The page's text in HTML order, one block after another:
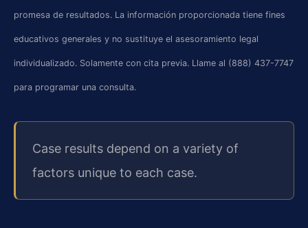
promesa de resultados. La información proporcionada tiene fines
educativos generales y no sustituye el asesoramiento legal
individualizado. Solamente con cita previa. Llame al (888) 437-7747
para programar una consulta.
Case results depend on a variety of
factors unique to each case.